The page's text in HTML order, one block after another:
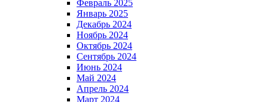
Февраль 2025
Январь 2025
Декабрь 2024
Ноябрь 2024
Октябрь 2024
Сентябрь 2024
Июнь 2024
Май 2024
Апрель 2024
Март 2024